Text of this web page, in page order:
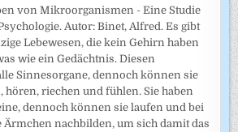
von Mikroorganismen - Eine Studie
Autor: Binet, Alfred. Es gibt
Lebewesen, die kein Gehirn haben
wie ein Gedächtnis. Diesen
Sinnesorgane, dennoch können sie
hören, riechen und fühlen. Sie haben
dennoch können sie laufen und bei
Ärmchen nachbilden, um sich damit das